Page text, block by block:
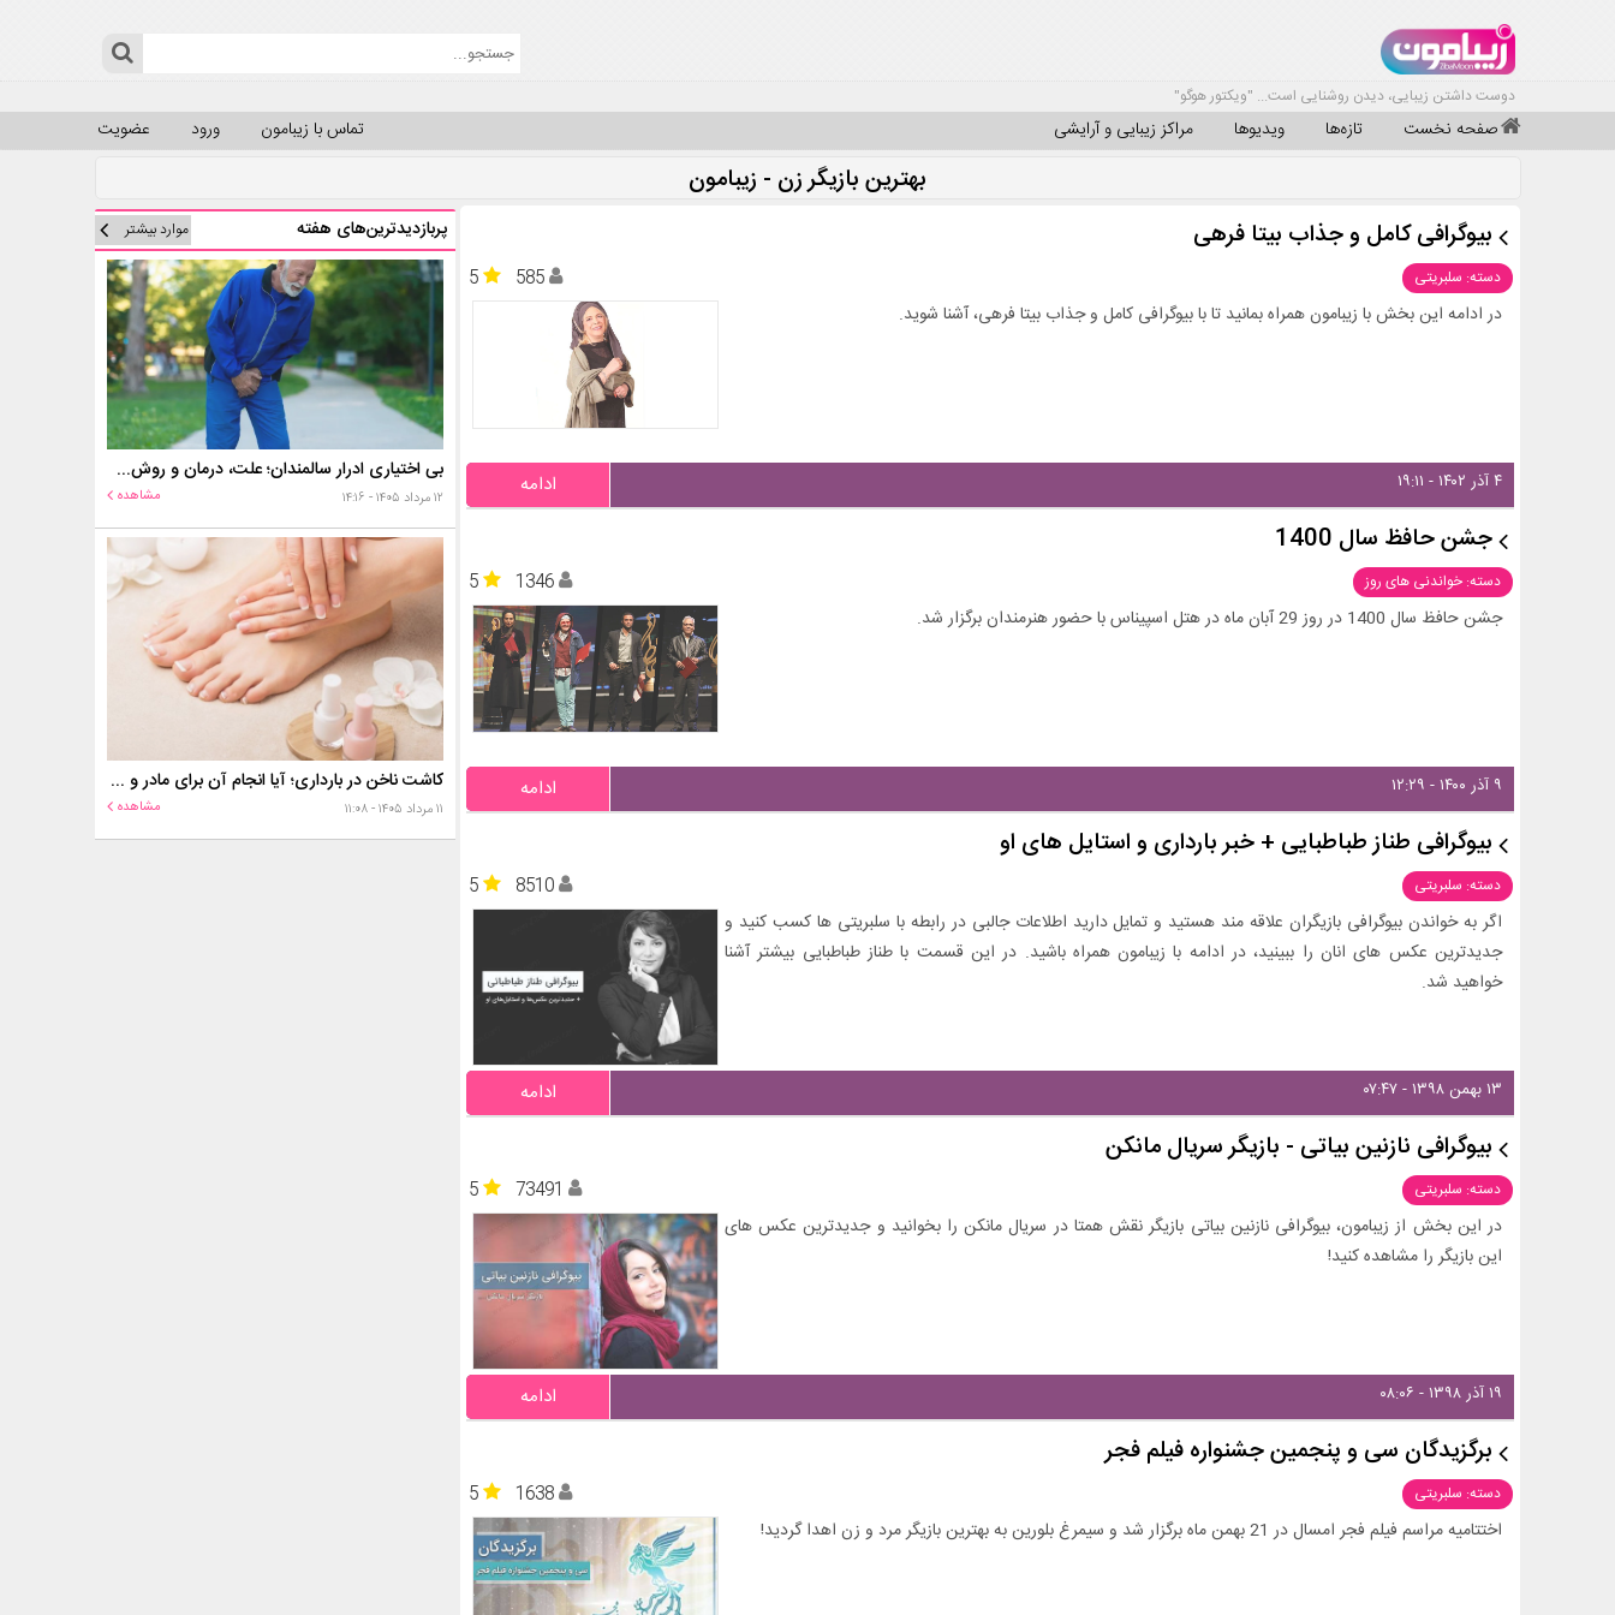
دوست داشتن زیبایی، دیدن روشنایی است... "ویکتور هوگو"
صفحه نخست تازه‌ها ویدیوها مراکز زیبایی و آرایشی عضویت ورود تماس با زیبامون
بهترین بازیگر زن - زیبامون
بیوگرافی كامل و جذاب بیتا فرهی
دسته: سلبریتی 5
585
در ادامه این بخش با زیبامون همراه بمانید تا با بیوگرافی كامل و جذاب بیتا فرهی، آشنا شوید.
۴ آذر ۱۴۰۲ - ۱۹:۱۱ ادامه
جشن حافظ سال 1400
دسته: خواندنی های روز 5
1346
جشن حافظ سال 1400 در روز 29 آبان ماه در هتل اسپیناس با حضور هنرمندان برگزار شد.
۹ آذر ۱۴۰۰ - ۱۲:۲۹ ادامه
بیوگرافی طناز طباطبایی + خبر بارداری و استایل های او
دسته: سلبریتی 5
8510
اگر به خواندن بیوگرافی بازیگران علاقه مند هستید و تمایل دارید اطلاعات جالبی در رابطه با سلبریتی ها کسب کنید و
جدیدترین عکس های انان را ببینید، در ادامه با زیبامون همراه باشید. در این قسمت با طناز طباطبایی بیشتر آشنا
خواهید شد.
۱۳ بهمن ۱۳۹۸ - ۰۷:۴۷ ادامه
بیوگرافی نازنین بیاتی - بازیگر سریال مانکن
دسته: سلبریتی 5
73491
در این بخش از زیبامون، بیوگرافی نازنین بیاتی بازیگر نقش همتا در سریال مانکن را بخوانید و جدیدترین عکس های
این بازیگر را مشاهده کنید!
۱۹ آذر ۱۳۹۸ - ۰۸:۰۶ ادامه
برگزیدگان سی و پنجمین جشنواره‌ فیلم فجر
دسته: سلبریتی 5
1638
اختتامیه مراسم فیلم فجر امسال در 21 بهمن ماه برگزار شد و سیمرغ بلورین به بهترین بازیگر مرد و زن اهدا گردید!
پربازدیدترین‌های هفته موارد بیشتر
بی اختیاری ادرار سالمندان؛ علت، درمان و روش‌های کنترل در منزل
۱۲ مرداد ۱۴۰۵ - ۱۴:۱۶ مشاهده
کاشت ناخن در بارداری؛ آیا انجام آن برای مادر و جنین خطر دارد؟
۱۱ مرداد ۱۴۰۵ - ۱۱:۰۸ مشاهده